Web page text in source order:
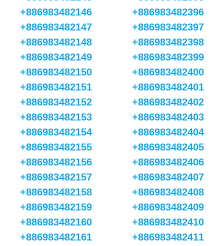
+886983482146
+886983482147
+886983482148
+886983482149
+886983482150
+886983482151
+886983482152
+886983482153
+886983482154
+886983482155
+886983482156
+886983482157
+886983482158
+886983482159
+886983482160
+886983482161
+886983482396
+886983482397
+886983482398
+886983482399
+886983482400
+886983482401
+886983482402
+886983482403
+886983482404
+886983482405
+886983482406
+886983482407
+886983482408
+886983482409
+886983482410
+886983482411